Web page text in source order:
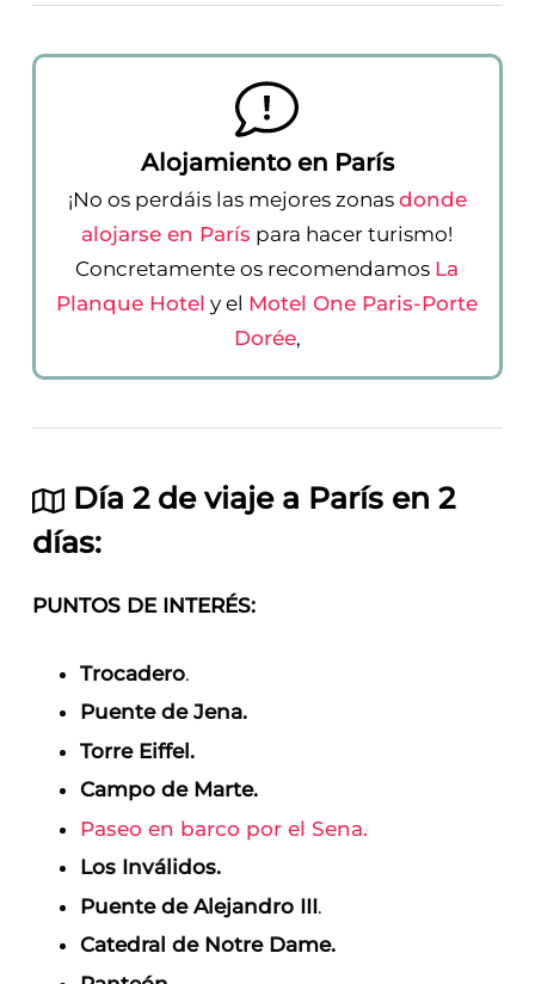
Alojamiento en París
¡No os perdáis las mejores zonas donde
alojarse en París para hacer turismo!
Concretamente os recomendamos La
Planque Hotel y el Motel One Paris-Porte
Dorée,
Día 2 de viaje a París en 2
días:
PUNTOS DE INTERÉS:
Trocadero.
Puente de Jena.
Torre Eiffel.
Campo de Marte.
Paseo en barco por el Sena.
Los Inválidos.
Puente de Alejandro III.
Catedral de Notre Dame.